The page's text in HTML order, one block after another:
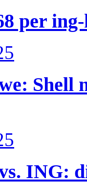
per
Shell
ING: